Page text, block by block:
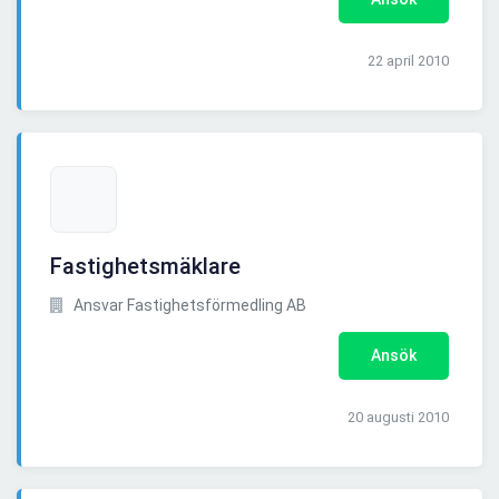
22 april 2010
Fastighetsmäklare
Ansvar Fastighetsförmedling AB
Ansök
20 augusti 2010